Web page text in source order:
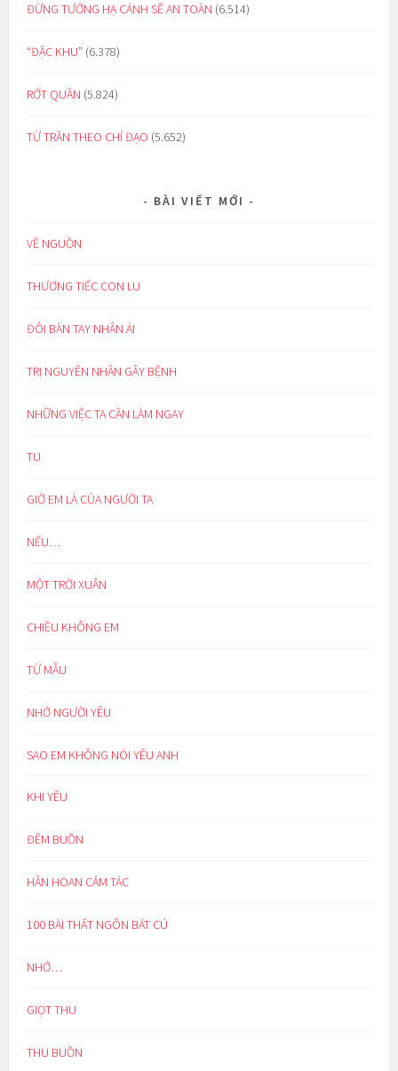
ĐỪNG TƯỞNG HẠ CÁNH SẼ AN TOÀN (6.514)
“ĐẶC KHU” (6.378)
RỚT QUẦN (5.824)
TỪ TRẦN THEO CHỈ ĐẠO (5.652)
BÀI VIẾT MỚI
VỀ NGUỒN
THƯƠNG TIẾC CON LU
ĐÔI BÀN TAY NHÂN ÁI
TRỊ NGUYÊN NHÂN GÂY BỆNH
NHỮNG VIỆC TA CẦN LÀM NGAY
TU
GIỜ EM LÀ CỦA NGƯỜI TA
NẾU…
MỘT TRỜI XUÂN
CHIỀU KHÔNG EM
TỪ MẪU
NHỚ NGƯỜI YÊU
SAO EM KHÔNG NÓI YÊU ANH
KHI YÊU
ĐÊM BUỒN
HÂN HOAN CẢM TÁC
100 BÀI THẤT NGÔN BÁT CÚ
NHỚ…
GIỌT THU
THU BUỒN